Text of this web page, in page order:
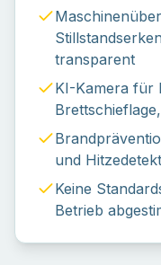
transparent
KI-Kamera für
und
Keine
Betrieb